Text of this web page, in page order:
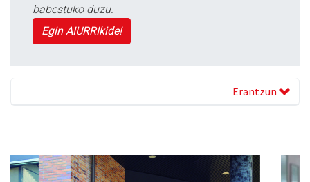
babestuko duzu.
Egin AIURRIkide!
Erantzun